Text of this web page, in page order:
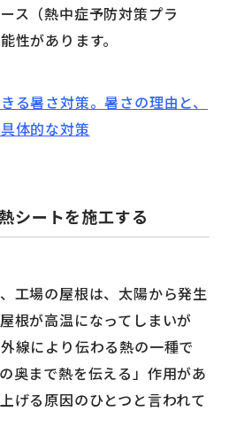
ス（熱中症予防対策プラ
性があります。
る暑さ対策。暑さの理由と、
体的な対策
シートを施工する
工場の屋根は、太陽から発生
根が高温になってしまいが
線により伝わる熱の一種で
奥まで熱を伝える」作用があ
げる原因のひとつと言われて